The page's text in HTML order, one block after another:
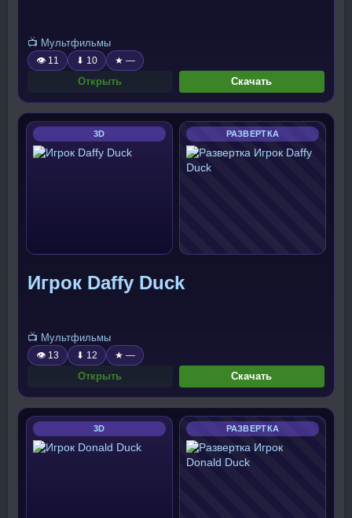
📺 Мультфильмы
👁 11 ⬇ 10 ★ —
Открыть Скачать
3D РАЗВЕРТКА
Игрок Daffy Duck
📺 Мультфильмы
👁 13 ⬇ 12 ★ —
Открыть Скачать
3D РАЗВЕРТКА